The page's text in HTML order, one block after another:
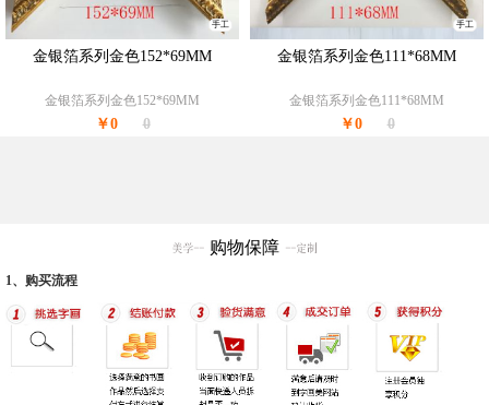
手工
金银箔系列金色152*69MM
金银箔系列金色152*69MM
￥0 0
手工
金银箔系列金色111*68MM
金银箔系列金色111*68MM
￥0 0
购物保障
1、购买流程